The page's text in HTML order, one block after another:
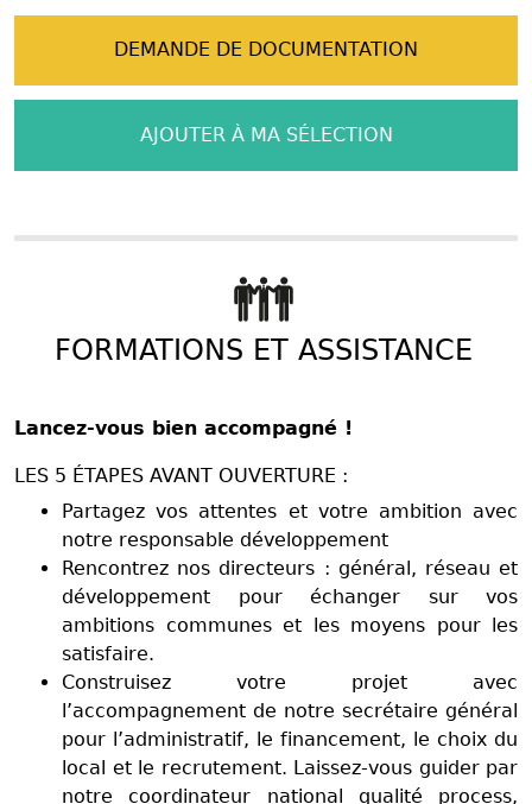
DEMANDE DE DOCUMENTATION
AJOUTER À MA SÉLECTION
FORMATIONS ET ASSISTANCE
Lancez-vous bien accompagné !
LES 5 ÉTAPES AVANT OUVERTURE :
Partagez vos attentes et votre ambition avec
notre responsable développement
Rencontrez nos directeurs : général, réseau et
développement pour échanger sur vos
ambitions communes et les moyens pour les
satisfaire.
Construisez votre projet avec
l’accompagnement de notre secrétaire général
pour l’administratif, le financement, le choix du
local et le recrutement. Laissez-vous guider par
notre coordinateur national qualité process,